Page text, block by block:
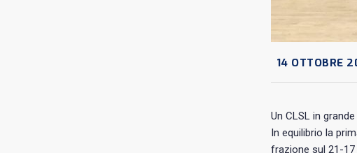
14 OTTOBRE
Un CLSL in
In equilibrio la
frazione sul 21-17